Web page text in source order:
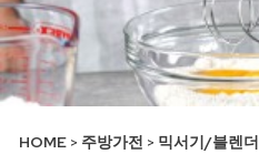
HOME > 주방가전 > 믹서기/블렌더